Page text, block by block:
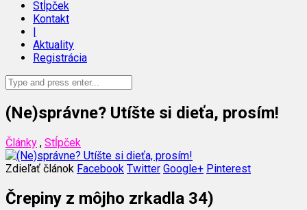
Stĺpček
Kontakt
|
Aktuality
Registrácia
(Ne)správne? Utíšte si dieťa, prosím!
Články , Stĺpček
Zdieľať článok Facebook Twitter Google+ Pinterest
Črepiny z môjho zrkadla 34)